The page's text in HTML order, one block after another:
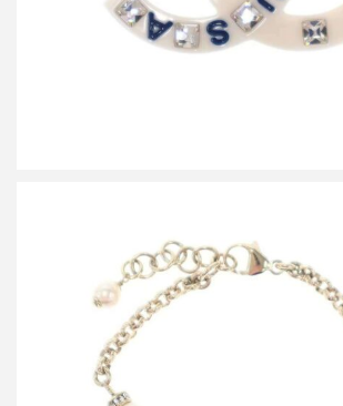
シャネル 2023 ココマークハート パールブ